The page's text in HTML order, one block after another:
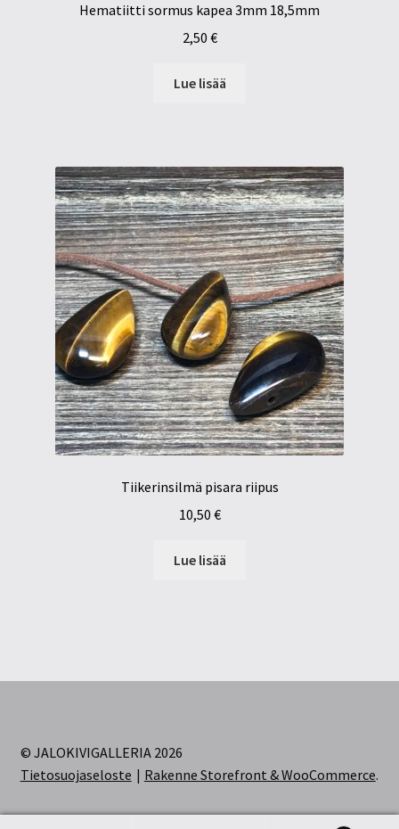
Hematiitti sormus kapea 3mm 18,5mm
2,50 €
Lue lisää
Tiikerinsilmä pisara riipus
10,50 €
Lue lisää
© JALOKIVIGALLERIA 2026
Tietosuojaseloste
Rakenne Storefront & WooCommerce.